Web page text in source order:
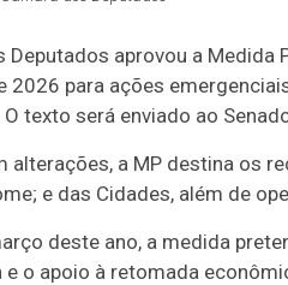
Deputados aprovou a Medida
2026 para ações
texto será enviado ao
alterações, a MP destina os
e das Cidades, além de
deste ano, a medida
o apoio à retomada